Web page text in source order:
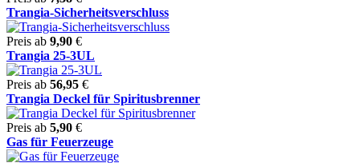
Trangia-Sicherheitsverschluss
Preis ab 9,90 €
Trangia 25-3UL
Preis ab 56,95 €
Trangia Deckel für Spiritusbrenner
Preis ab 5,90 €
Gas für Feuerzeuge